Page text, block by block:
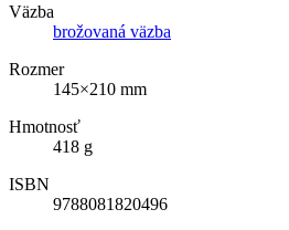
Väzba
brožovaná väzba
Rozmer
145×210 mm
Hmotnosť
418 g
ISBN
9788081820496